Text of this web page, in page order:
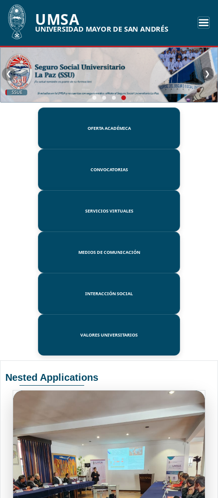
UMSA
UNIVERSIDAD MAYOR DE SAN ANDRÉS
SSUE
❮ ❯
OFERTA ACADÉMICA
CONVOCATORIAS
SERVICIOS VIRTUALES
MEDIOS DE COMUNICACIÓN
INTERACCIÓN SOCIAL
VALORES UNIVERSITARIOS
Nested Applications